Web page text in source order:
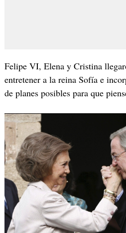
Felipe VI, Elena y Cristina
entretener a la reina Sofía e
de planes posibles para que